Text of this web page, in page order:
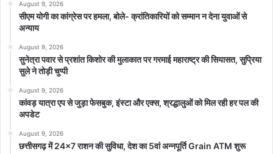
August 9, 2026
सीएम योगी का कांग्रेस पर हमला, बोले- क्रांतिकारियों को सम्मान न देना युवाओं से
अन्याय
August 9, 2026
सुनेत्रा पवार से प्रशांत किशोर की मुलाकात पर गरमाई महाराष्ट्र की सियासत, सुप्रिया
सुले ने तोड़ी चुप्पी
August 9, 2026
कांवड़ यात्रा एप से जुड़ा फेसबुक, इंस्टा और एक्स, श्रद्धालुओं को मिल रही हर पल की
अपडेट
August 9, 2026
छत्तीसगढ़ में 24×7 राशन की सुविधा, देश का 5वां अन्नपूर्ति Grain ATM शुरू